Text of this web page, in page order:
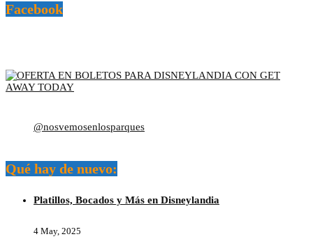
Facebook
@nosvemosenlosparques
Qué hay de nuevo:
Platillos, Bocados y Más en Disneylandia
4 May, 2025